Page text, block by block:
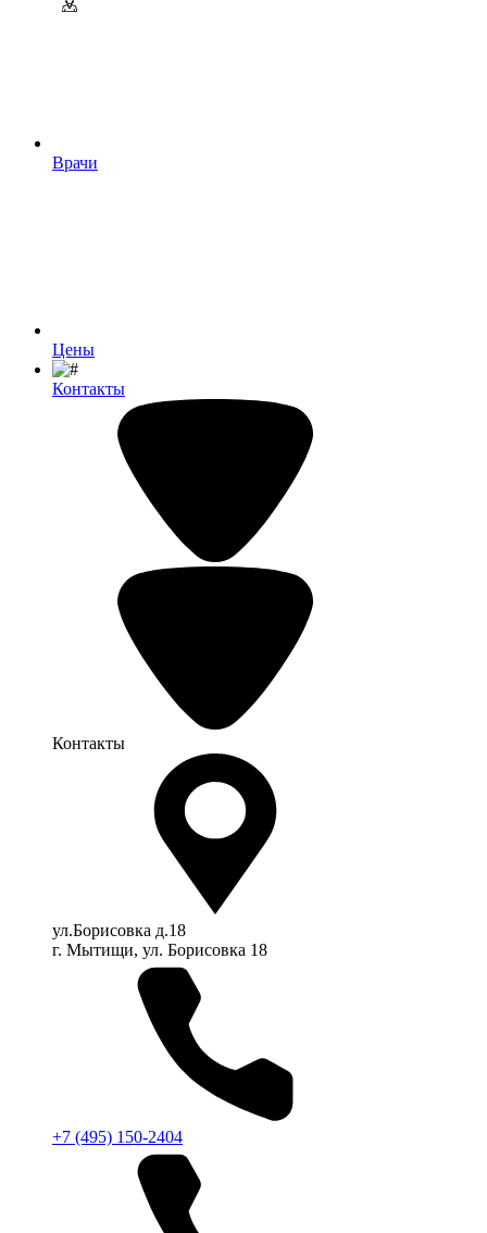
Врачи
Цены
Контакты
Контакты
ул.Борисовка д.18
г. Мытищи, ул. Борисовка 18
+7 (495) 150-2404